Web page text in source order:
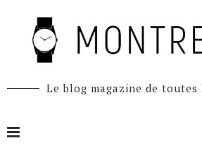
Le blog magazine de toutes